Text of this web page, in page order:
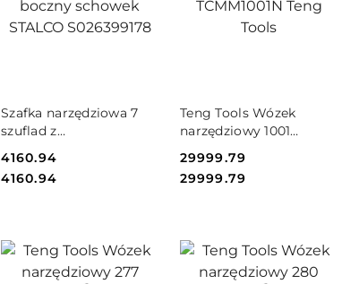
Szafka narzędziowa 7
szuflad z
schowek STALCO
S026399178
Cena:
4160.94
Cena:
4160.94
DO KOSZYKA
Teng Tools Wózek
narzędziowy 1001
Teng Tools
Cena:
29999.79
Cena:
29999.79
DO KOSZYKA